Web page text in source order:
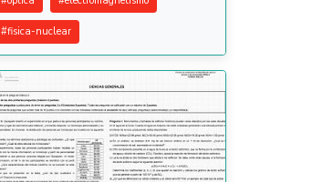
#fisica-nuclear